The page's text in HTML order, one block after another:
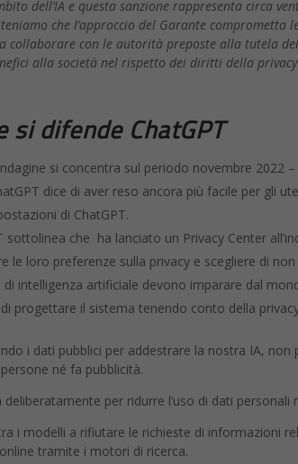
dell’IA e questa sanzione rappresenta circa
che l’approccio del Garante
collaborare con le autorità preposte alla tutela
alla società nel rispetto dei diritti della
si difende ChatGPT
si concentra sul periodo novembre 2022
dice di aver reso ancora più facile per gli
di ChatGPT.
sottolinea che ha lanciato un Privacy Center
le loro preferenze sulla privacy e scegliere di
di intelligenza artificiale devono imparare dal
progettare il sistema tenendo conto della
i dati pubblici per addestrare la nostra IA, non
né fa pubblicità.
per ridurre l’uso di dati personali
i modelli a rifiutare le richieste di informazioni
tramite i motori di ricerca.